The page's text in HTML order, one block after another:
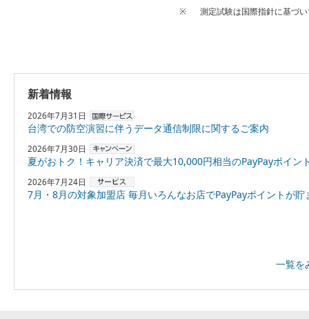
※ 測定試験は国際指針に基づ
新着情報
2026年7月31日
台湾での防空演習に伴うデータ通信制限に関するご案内
2026年7月30日
夏がおトク！キャリア決済で最大10,000円相当のPayPayポイントプレゼント
2026年7月24日
7月・8月の対象加盟店 毎月いろんなお店でPayPayポイントが貯まる！「スーパーPayPayクーポ
一覧を